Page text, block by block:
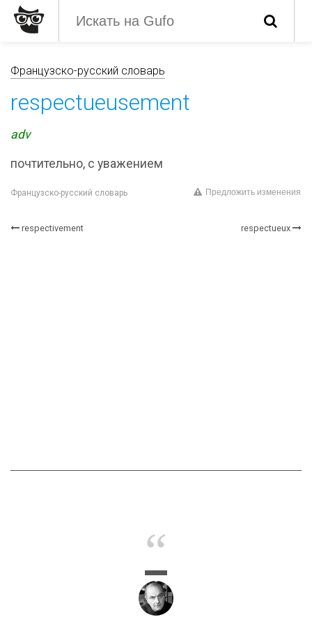
Французско-русский словарь
respectueusement
adv
почтительно, с уважением
Французско-русский словарь Предложить изменения
respectivement respectueux